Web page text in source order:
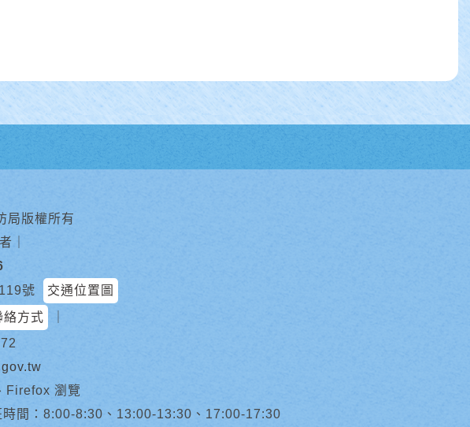
局版權所有
號
交通位置圖
絡方式
Firefox 瀏覽
間：8:00-8:30、13:00-13:30、17:00-17:30